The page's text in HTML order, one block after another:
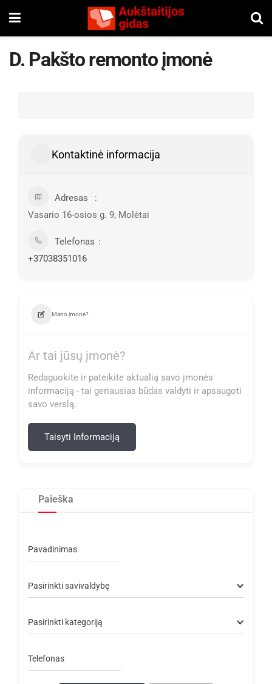
D. Pakšto remonto įmonė
Kontaktinė informacija
Adresas
Vasario 16-osios g. 9, Molėtai
Telefonas
+37038351016
Mano įmonė?
Ar tai jūsų įmonė?
Redaguokite ir pateikite aktualią savo įmonės
informaciją - tai geriausias būdas valdyti ir apsaugoti
savo verslą.
Taisyti Informaciją
Paieška
Pavadinimas
Pasirinkti savivaldybę
Pasirinkti kategoriją
Telefonas